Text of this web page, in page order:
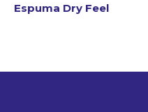
Espuma Dry Feel